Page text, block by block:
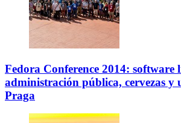
Fedora Conference 2014: software
administración pública, cervezas y
Praga